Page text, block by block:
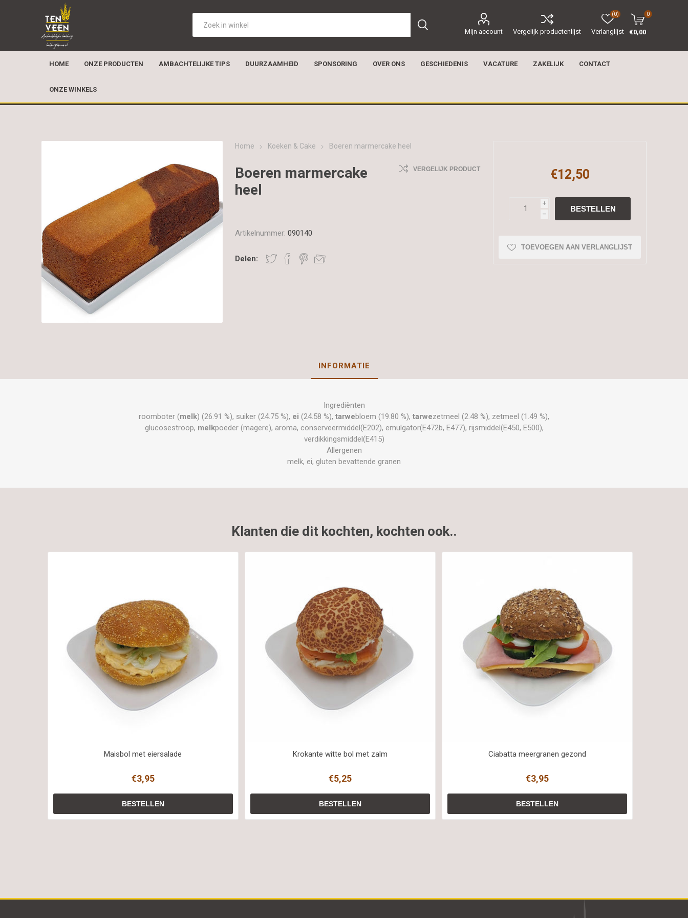
Mijn account Vergelijk productenlijst Verlanglijst
(0) 0
€0,00
HOME ONZE PRODUCTEN AMBACHTELIJKE TIPS DUURZAAMHEID SPONSORING OVER ONS GESCHIEDENIS VACATURE ZAKELIJK CONTACT
ONZE WINKELS
Home Koeken & Cake Boeren marmercake heel
Boeren marmercake
heel
VERGELIJK PRODUCT
Artikelnummer: 090140
Delen:
€12,50
i
h
TOEVOEGEN AAN VERLANGLIJST
INFORMATIE
Ingrediënten
roomboter (melk) (26.91 %), suiker (24.75 %), ei (24.58 %), tarwebloem (19.80 %), tarwezetmeel (2.48 %), zetmeel (1.49 %),
glucosestroop, melkpoeder (magere), aroma, conserveermiddel(E202), emulgator(E472b, E477), rijsmiddel(E450, E500),
verdikkingsmiddel(E415)
Allergenen
melk, ei, gluten bevattende granen
Klanten die dit kochten, kochten ook..
Maisbol met eiersalade
€3,95
Krokante witte bol met zalm
€5,25
Ciabatta meergranen gezond
€3,95